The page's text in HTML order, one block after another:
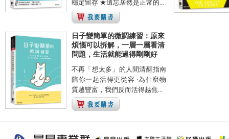
穩定留存 ★遺忘居然是正常的...
日子變簡單的微調練習：原來
煩惱可以拆解，一層一層看清
問題，生活就能過得剛剛好
不再「想太多」的人間清醒指南
陪你一起活得更從容 ‧為什麼物
質越豐富，我們反而活得越焦...